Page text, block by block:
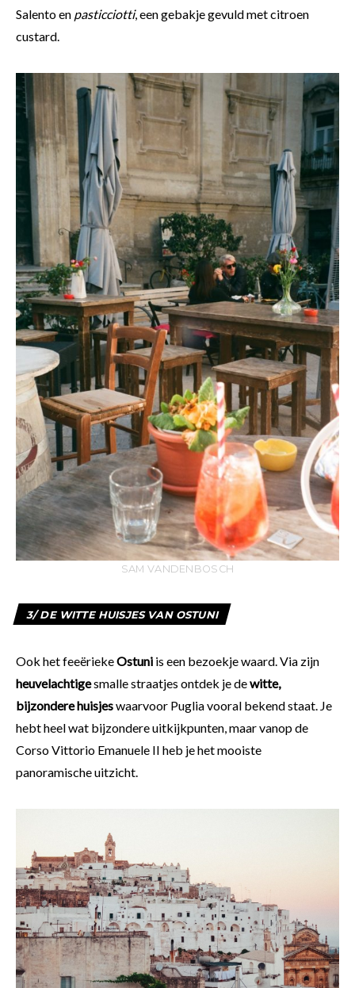
Salento en pasticciotti, een gebakje gevuld met citroen
custard.
SAM VANDENBOSCH
3/ DE WITTE HUISJES VAN OSTUNI
Ook het feeëriekeOstuni is een bezoekje waard. Via zijn
heuvelachtigesmalle straatjes ontdek je dewitte,
bijzondere huisjeswaarvoor Puglia vooral bekend staat. Je
hebt heel wat bijzondere uitkijkpunten, maar vanop de
Corso Vittorio Emanuele II heb je het mooiste
panoramische uitzicht.